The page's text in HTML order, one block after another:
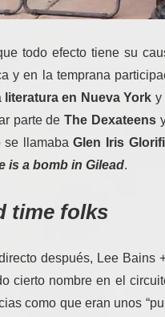
todo efecto tiene su
y en la temprana
literatura en Nueva York y
parte deThe Dexateens
se llamabaGlen Iris
is a bomb in Gilead.
time folks
después, Lee
cierto nombre en el
como que eran unos